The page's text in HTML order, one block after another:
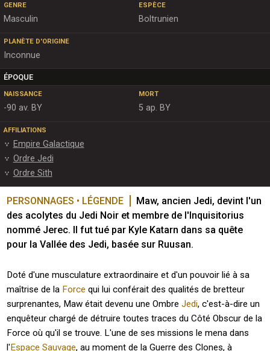
GENRE
Masculin
ESPÈCE
Boltrunien
PLANÈTE D'ORIGINE
Inconnue
ÉPOQUE
NAISSANCE
-90 av. BY
MORT
5 ap. BY
AFFILIATIONS
Empire Galactique
Ordre Jedi
Ordre Sith
PERSONNAGES • LÉGENDE
Maw, ancien Jedi, devint l'un
des acolytes du Jedi Noir et membre de l'Inquisitorius
nommé Jerec. Il fut tué par Kyle Katarn dans sa quête
pour la Vallée des Jedi, basée sur Ruusan.
Doté d'une musculature extraordinaire et d'un pouvoir lié à sa
maîtrise de la Force qui lui conférait des qualités de bretteur
surprenantes, Maw était devenu une OmbreJedi, c'est-à-dire un
enquêteur chargé de détruire toutes traces du Côté Obscur de la
Force où qu'il se trouve. L'une de ses missions le mena dans
l'Espace Sauvage, au moment de la Guerre des Clones, à